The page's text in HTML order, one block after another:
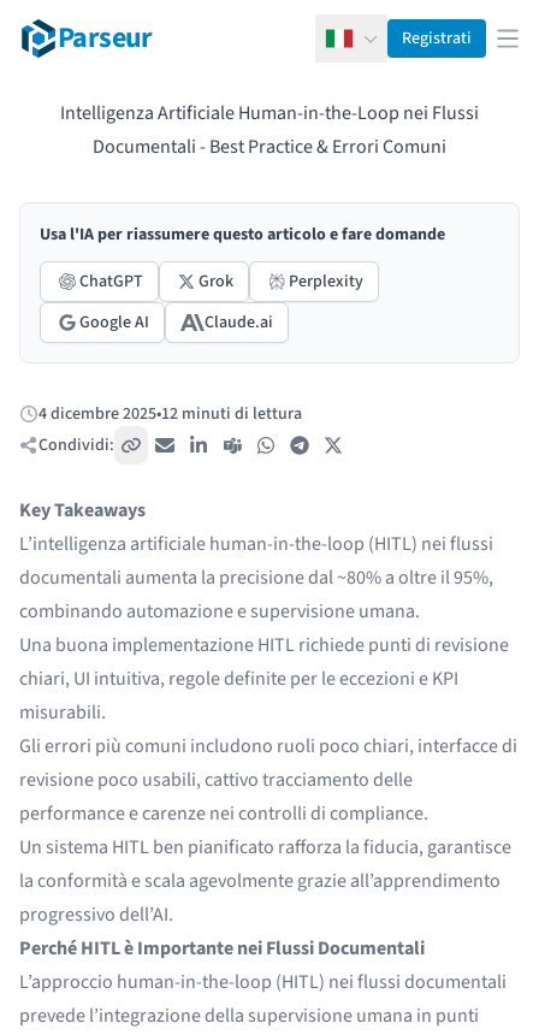
Parseur ItalianoRegistrati
Intelligenza Artificiale Human-in-the-Loop nei Flussi
Documentali - Best Practice & Errori Comuni
Usa l'IA per riassumere questo articolo e fare domande
ChatGPT
Grok
Perplexity
Google AI
Claude.ai
Pubblicato:
4 dicembre 2025•12 minuti di lettura
Condividi:
Copia link
Email LinkedIn
Teams WhatsAppTelegram
Key Takeaways
L’intelligenza artificiale human-in-the-loop (HITL) nei flussi
documentali aumenta la precisione dal ~80% a oltre il 95%,
combinando automazione e supervisione umana.
Una buona implementazione HITL richiede punti di revisione
chiari, UI intuitiva, regole definite per le eccezioni e KPI
misurabili.
Gli errori più comuni includono ruoli poco chiari, interfacce di
revisione poco usabili, cattivo tracciamento delle
performance e carenze nei controlli di compliance.
Un sistema HITL ben pianificato rafforza la fiducia, garantisce
la conformità e scala agevolmente grazie all’apprendimento
progressivo dell’AI.
Perché HITL è Importante nei Flussi Documentali
L’approccio human-in-the-loop (HITL) nei flussi documentali
prevede l’integrazione della supervisione umana in punti